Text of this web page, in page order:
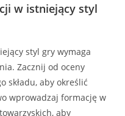
w istniejący styl
styl gry wymaga
Zacznij od oceny
składu, aby określić
wprowadzaj formację w
aby